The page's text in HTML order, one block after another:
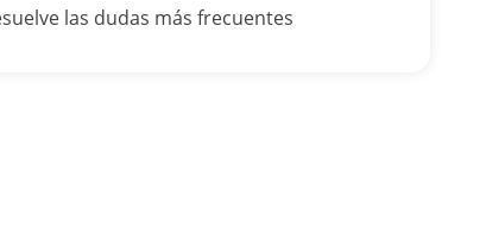
las dudas más frecuentes